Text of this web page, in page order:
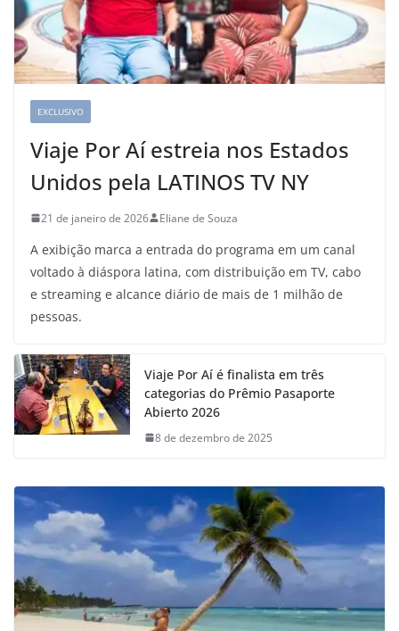
EXCLUSIVO
Viaje Por Aí estreia nos Estados
Unidos pela LATINOS TV NY
21 de janeiro de 2026 Eliane de Souza
A exibição marca a entrada do programa em um canal
voltado à diáspora latina, com distribuição em TV, cabo
e streaming e alcance diário de mais de 1 milhão de
pessoas.
Viaje Por Aí é finalista em três
categorias do Prêmio Pasaporte
Abierto 2026
8 de dezembro de 2025